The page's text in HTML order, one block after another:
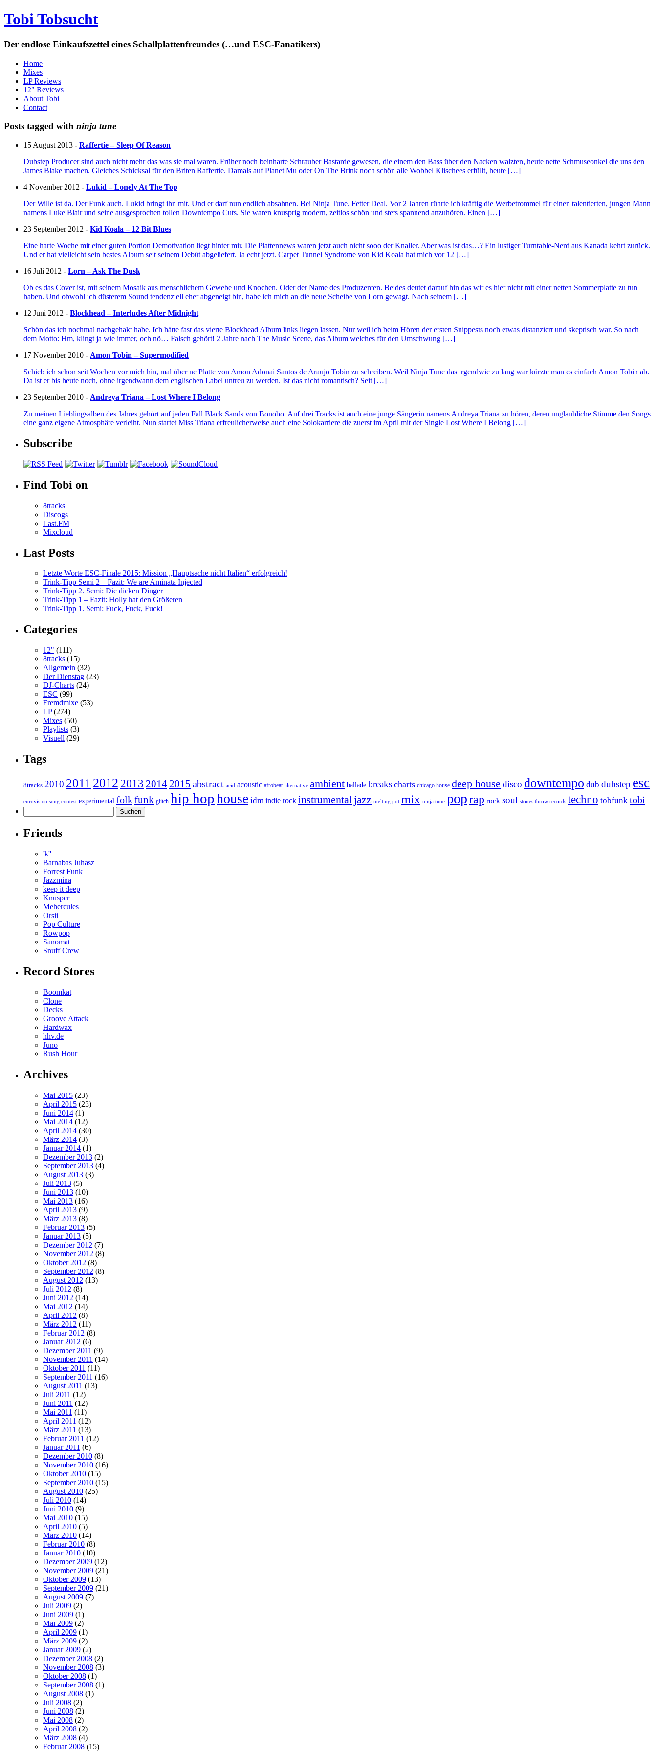
Tobi Tobsucht
Der endlose Einkaufszettel eines Schallplattenfreundes (…und ESC-Fanatikers)
Home
Mixes
LP Reviews
12" Reviews
About Tobi
Contact
Posts tagged with ninja tune
15 August 2013 - Raffertie – Sleep Of Reason
Dubstep Producer sind auch nicht mehr das was sie mal waren. Früher noch beinharte Schrauber Bastarde gewesen, die einem den Bass über den Nacken walzten, heute nette Schmuseonkel die uns den
James Blake machen. Gleiches Schicksal für den Briten Raffertie. Damals auf Planet Mu oder On The Brink noch schön alle Wobbel Klischees erfüllt, heute […]
4 November 2012 - Lukid – Lonely At The Top
Der Wille ist da. Der Funk auch. Lukid bringt ihn mit. Und er darf nun endlich absahnen. Bei Ninja Tune. Fetter Deal. Vor 2 Jahren rührte ich kräftig die Werbetrommel für einen talentierten, jungen Mann
namens Luke Blair und seine ausgesprochen tollen Downtempo Cuts. Sie waren knusprig modern, zeitlos schön und stets spannend anzuhören. Einen […]
23 September 2012 - Kid Koala – 12 Bit Blues
Eine harte Woche mit einer guten Portion Demotivation liegt hinter mir. Die Plattennews waren jetzt auch nicht sooo der Knaller. Aber was ist das…? Ein lustiger Turntable-Nerd aus Kanada kehrt zurück.
Und er hat vielleicht sein bestes Album seit seinem Debüt abgeliefert. Ja echt jetzt. Carpet Tunnel Syndrome von Kid Koala hat mich vor 12 […]
16 Juli 2012 - Lorn – Ask The Dusk
Ob es das Cover ist, mit seinem Mosaik aus menschlichem Gewebe und Knochen. Oder der Name des Produzenten. Beides deutet darauf hin das wir es hier nicht mit einer netten Sommerplatte zu tun
haben. Und obwohl ich düsterem Sound tendenziell eher abgeneigt bin, habe ich mich an die neue Scheibe von Lorn gewagt. Nach seinem […]
12 Juni 2012 - Blockhead – Interludes After Midnight
Schön das ich nochmal nachgehakt habe. Ich hätte fast das vierte Blockhead Album links liegen lassen. Nur weil ich beim Hören der ersten Snippests noch etwas distanziert und skeptisch war. So nach
dem Motto: Hm, klingt ja wie immer, och nö… Falsch gehört! 2 Jahre nach The Music Scene, das Album welches für den Umschwung […]
17 November 2010 - Amon Tobin – Supermodified
Schieb ich schon seit Wochen vor mich hin, mal über ne Platte von Amon Adonai Santos de Araujo Tobin zu schreiben. Weil Ninja Tune das irgendwie zu lang war kürzte man es einfach Amon Tobin ab.
Da ist er bis heute noch, ohne irgendwann dem englischen Label untreu zu werden. Ist das nicht romantisch? Seit […]
23 September 2010 - Andreya Triana – Lost Where I Belong
Zu meinen Lieblingsalben des Jahres gehört auf jeden Fall Black Sands von Bonobo. Auf drei Tracks ist auch eine junge Sängerin namens Andreya Triana zu hören, deren unglaubliche Stimme den Songs
eine ganz eigene Atmosphäre verleiht. Nun startet Miss Triana erfreulicherweise auch eine Solokarriere die zuerst im April mit der Single Lost Where I Belong […]
Subscribe
Find Tobi on
8tracks
Discogs
Last.FM
Mixcloud
Last Posts
Letzte Worte ESC-Finale 2015: Mission „Hauptsache nicht Italien“ erfolgreich!
Trink-Tipp Semi 2 – Fazit: We are Aminata Injected
Trink-Tipp 2. Semi: Die dicken Dinger
Trink-Tipp 1 – Fazit: Holly hat den Größeren
Trink-Tipp 1. Semi: Fuck, Fuck, Fuck!
Categories
12" (111)
8tracks (15)
Allgemein (32)
Der Dienstag (23)
DJ-Charts (24)
ESC (99)
Fremdmixe (53)
LP(274)
Mixes (50)
Playlists (3)
Visuell (29)
Tags
8tracks 2010 2011 2012 2013 2014 2015 abstract acid acoustic afrobeat alternative ambient ballade breaks charts chicago house deep house disco downtempo dub dubstep esc
eurovision song contest experimental folkfunk glitch hip hophouse idm indie rock instrumentaljazz melting pot mix ninja tune poprap rock soul stones throw records techno tobfunk tobi
nach:
Friends
'k''
Barnabas Juhasz
Forrest Funk
Jazzmina
keep it deep
Knusper
Mehercules
Orsii
Pop Culture
Rowpop
Sanomat
Snuff Crew
Record Stores
Boomkat
Clone
Decks
Groove Attack
Hardwax
hhv.de
Juno
Rush Hour
Archives
Mai 2015 (23)
April 2015 (23)
Juni 2014 (1)
Mai 2014 (12)
April 2014 (30)
März 2014 (3)
Januar 2014 (1)
Dezember 2013 (2)
September 2013 (4)
August 2013 (3)
Juli 2013 (5)
Juni 2013 (10)
Mai 2013 (16)
April 2013 (9)
März 2013 (8)
Februar 2013 (5)
Januar 2013 (5)
Dezember 2012 (7)
November 2012 (8)
Oktober 2012 (8)
September 2012 (8)
August 2012 (13)
Juli 2012 (8)
Juni 2012 (14)
Mai 2012 (14)
April 2012 (8)
März 2012 (11)
Februar 2012 (8)
Januar 2012 (6)
Dezember 2011 (9)
November 2011 (14)
Oktober 2011 (11)
September 2011 (16)
August 2011 (13)
Juli 2011 (12)
Juni 2011 (12)
Mai 2011 (11)
April 2011 (12)
März 2011 (13)
Februar 2011 (12)
Januar 2011 (6)
Dezember 2010 (8)
November 2010 (16)
Oktober 2010 (15)
September 2010 (15)
August 2010 (25)
Juli 2010 (14)
Juni 2010 (9)
Mai 2010 (15)
April 2010 (5)
März 2010 (14)
Februar 2010 (8)
Januar 2010 (10)
Dezember 2009 (12)
November 2009 (21)
Oktober 2009 (13)
September 2009 (21)
August 2009 (7)
Juli 2009 (2)
Juni 2009 (1)
Mai 2009 (2)
April 2009 (1)
März 2009 (2)
Januar 2009 (2)
Dezember 2008 (2)
November 2008 (3)
Oktober 2008 (1)
September 2008 (1)
August 2008 (1)
Juli 2008 (2)
Juni 2008 (2)
Mai 2008 (2)
April 2008 (2)
März 2008 (4)
Februar 2008 (15)